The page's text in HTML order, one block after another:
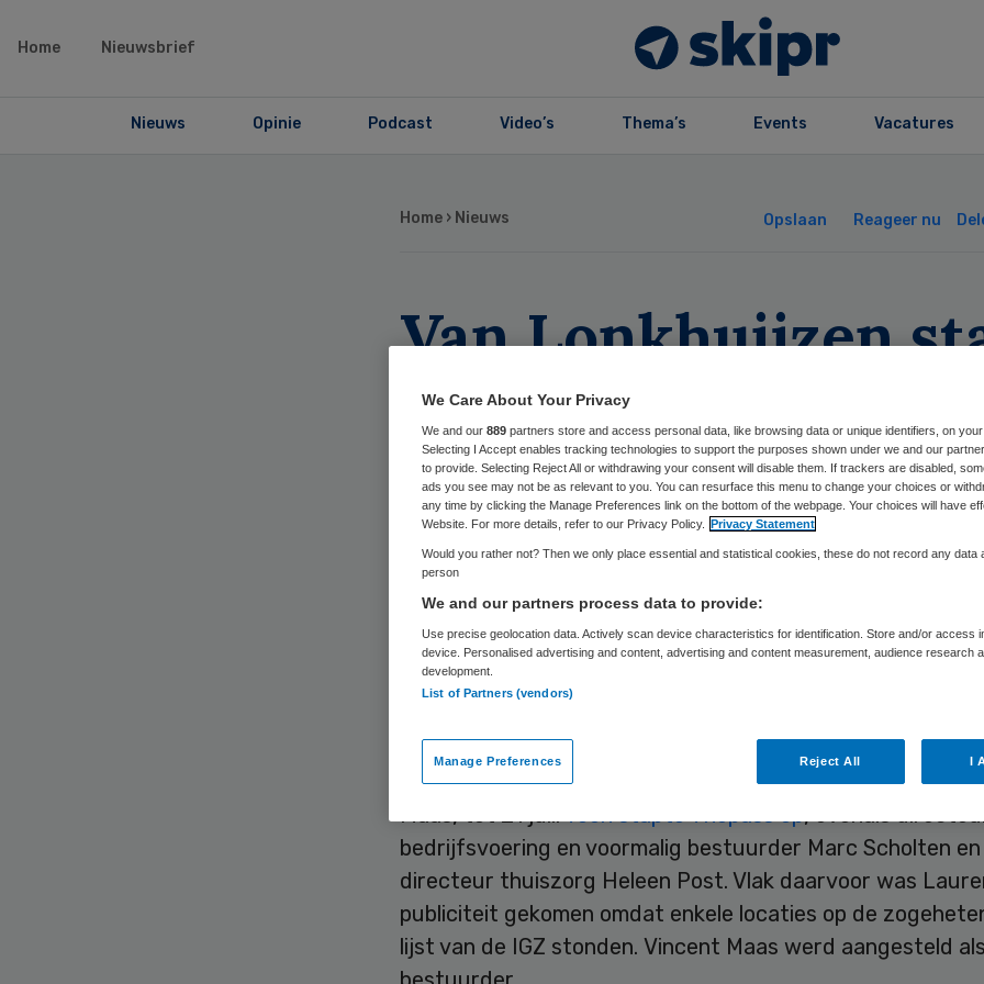
Home Nieuwsbrief
Nieuws Opinie Podcast Video’s Thema’s Events Vacatures
Home › Nieuws Opslaan Reageer nu
Van Lonkhuijzen
op bij Laurens
Skipr Redactie 25 oktober 2016,12:26 47 keer gelezen
De raad van toezicht (rvt) van Laurens heeft besloten dat
van Lonkhuijzen-Hoekstra haar functie als lid raad van
(rvb) neerlegt. De rvb, die bestond uit Van Lonkhuijzen-
interim-bestuurder Vincent Maas, was geen optimaal
De rvb bestond uit voorzitter Ids Thepass en lid ad
Maas, tot 21 juli.Toen stapte Thepass op, evenals
bedrijfsvoering en voormalig bestuurder Marc Scholten en
directeur thuiszorg Heleen Post. Vlak daarvoor was
publiciteit gekomen omdat enkele locaties op de
lijst van de IGZ stonden. Vincent Maas werd aangesteld
We Care About Your Privacy
We and our 889 partners store and access personal data, like browsing data or unique identifiers, on your
Selecting I Accept enables tracking technologies to support the purposes shown under we and our
to provide. Selecting Reject All or withdrawing your consent will disable them. If trackers are disabled,
ads you see may not be as relevant to you. You can resurface this menu to change your choices or
any time by clicking the Manage Preferences link on the bottom of the webpage. Your choices will have
Website. For more details, refer to our Privacy Policy. Privacy Statement
Would you rather not? Then we only place essential and statistical cookies, these do not record any data
person
We and our partners process data to provide:
Use precise geolocation data. Actively scan device characteristics for identification. Store and/or access
device. Personalised advertising and content, advertising and content measurement, audience research
development.
List of Partners (vendors)
Manage Preferences Reject All I